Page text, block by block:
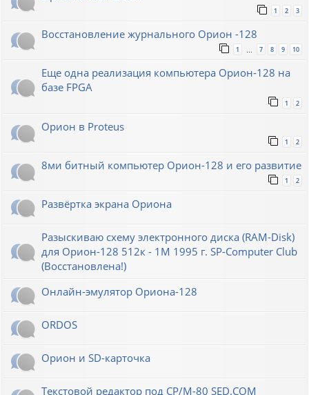
1 2 3
Восстановление журнального Орион -128
1 … 7 8 9 10
Еще одна реализация компьютера Орион-128 на
базе FPGA
1 2
Орион в Proteus
1 2
8ми битный компьютер Орион-128 и его развитие
1 2
Развёртка экрана Ориона
Разыскиваю схему электронного диска (RAM-Disk)
для Орион-128 512к - 1М 1995 г. SP-Computer Club
(Восстановлена!)
Онлайн-эмулятор Ориона-128
ORDOS
Орион и SD-карточка
Текстовой редактор под CP/M-80 SED.COM